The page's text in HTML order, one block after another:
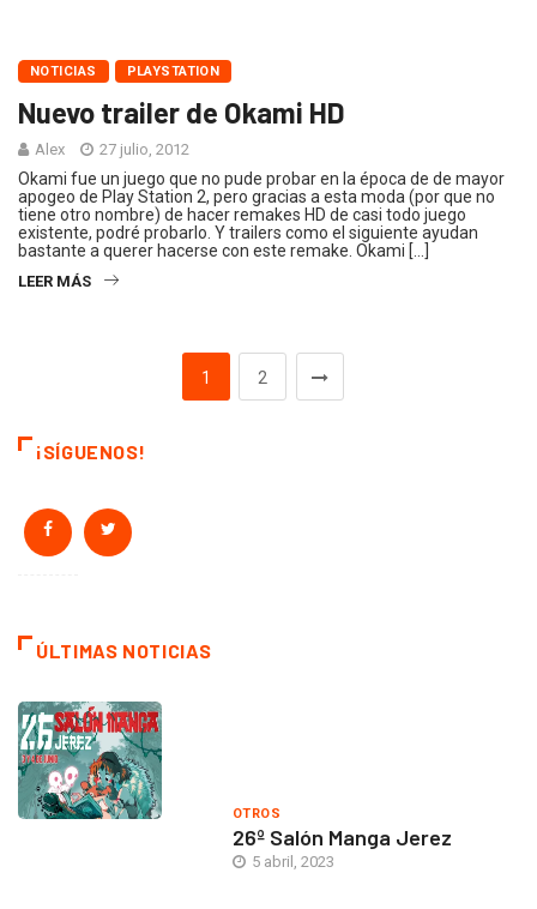
NOTICIAS PLAYSTATION
Nuevo trailer de Okami HD
Alex 27 julio, 2012
Okami fue un juego que no pude probar en la época de de mayor
apogeo de Play Station 2, pero gracias a esta moda (por que no
tiene otro nombre) de hacer remakes HD de casi todo juego
existente, podré probarlo. Y trailers como el siguiente ayudan
bastante a querer hacerse con este remake. Okami […]
LEER MÁS
1 2
¡SÍGUENOS!
ÚLTIMAS NOTICIAS
OTROS
26º Salón Manga Jerez
5 abril, 2023